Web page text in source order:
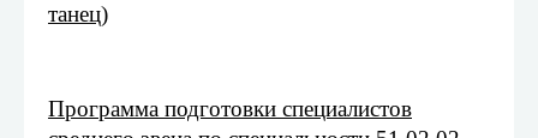
танец)
Программа подготовки специалистов